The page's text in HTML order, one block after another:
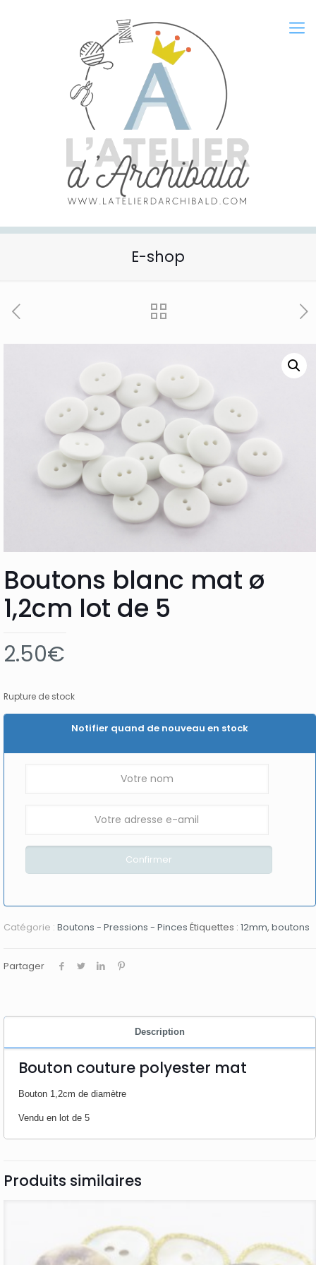
E-shop
Boutons blanc mat ø
1,2cm lot de 5
2.50€
Rupture de stock
Notifier quand de nouveau en stock
Catégorie : Boutons - Pressions - Pinces Étiquettes : 12mm, boutons
Partager
Description
Bouton couture polyester mat
Bouton 1,2cm de diamètre
Vendu en lot de 5
Produits similaires